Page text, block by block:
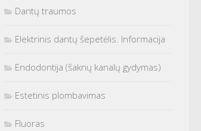
Dantų traumos
Elektrinis dantų šepetėlis. Informacija
Endodontija (šaknų kanalų gydymas)
Estetinis plombavimas
Fluoras